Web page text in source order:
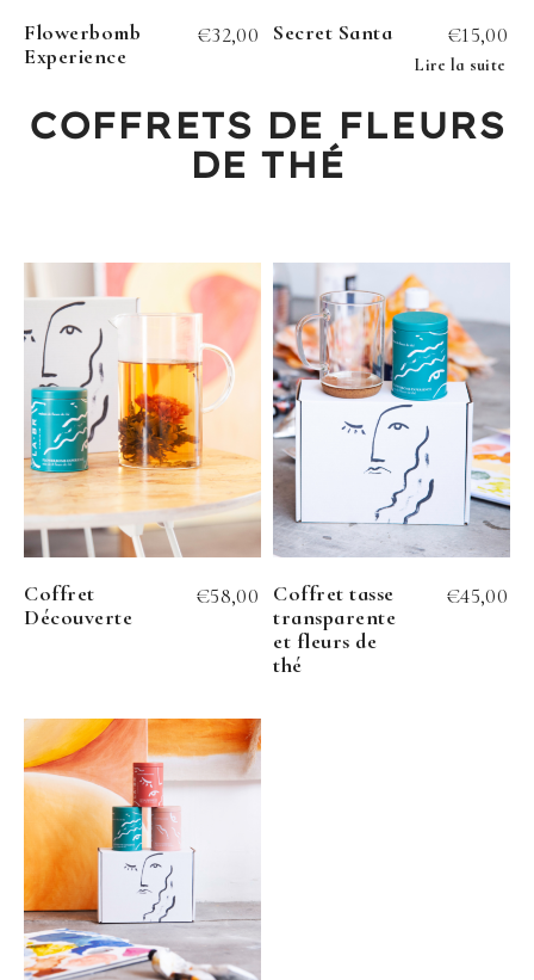
Flowerbomb
Experience
€32,00 Secret Santa €15,00
Lire la suite
COFFRETS DE FLEURS
DE THÉ
Coffret
Découverte
€58,00
Coffret tasse
transparente
et fleurs de
thé
€45,00